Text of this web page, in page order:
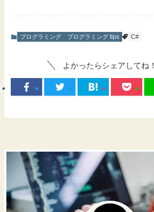
プログラミング プログラミング tips C#
よかったらシェアしてね！